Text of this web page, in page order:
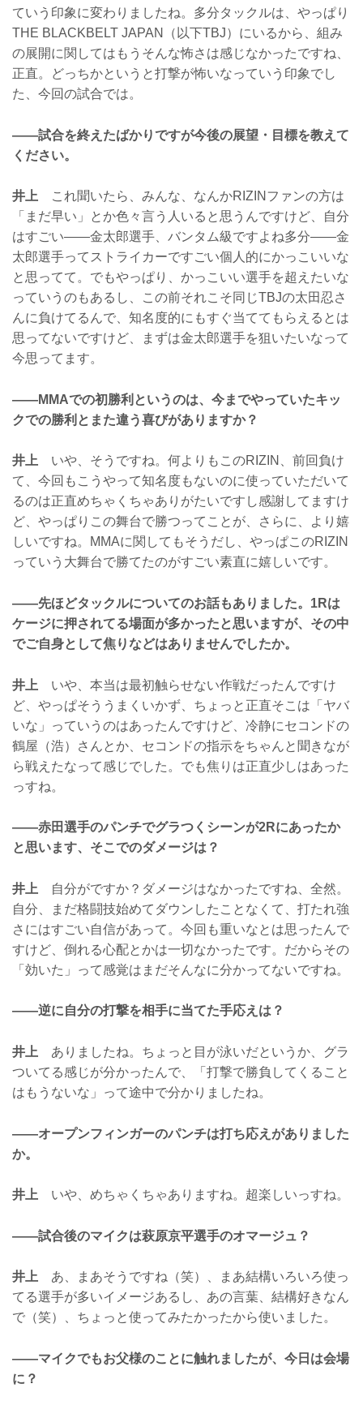
ていう印象に変わりましたね。多分タックルは、やっぱり
THE BLACKBELT JAPAN（以下TBJ）にいるから、組み
の展開に関してはもうそんな怖さは感じなかったですね、
正直。どっちかというと打撃が怖いなっていう印象でし
た、今回の試合では。
——試合を終えたばかりですが今後の展望・目標を教えて
ください。
井上 これ聞いたら、みんな、なんかRIZINファンの方は
「まだ早い」とか色々言う人いると思うんですけど、自分
はすごい——金太郎選手、バンタム級ですよね多分——金
太郎選手ってストライカーですごい個人的にかっこいいな
と思ってて。でもやっぱり、かっこいい選手を超えたいな
っていうのもあるし、この前それこそ同じTBJの太田忍さ
んに負けてるんで、知名度的にもすぐ当ててもらえるとは
思ってないですけど、まずは金太郎選手を狙いたいなって
今思ってます。
——MMAでの初勝利というのは、今までやっていたキッ
クでの勝利とまた違う喜びがありますか？
井上 いや、そうですね。何よりもこのRIZIN、前回負け
て、今回もこうやって知名度もないのに使っていただいて
るのは正直めちゃくちゃありがたいですし感謝してますけ
ど、やっぱりこの舞台で勝つってことが、さらに、より嬉
しいですね。MMAに関してもそうだし、やっぱこのRIZIN
っていう大舞台で勝てたのがすごい素直に嬉しいです。
——先ほどタックルについてのお話もありました。1Rは
ケージに押されてる場面が多かったと思いますが、その中
でご自身として焦りなどはありませんでしたか。
井上 いや、本当は最初触らせない作戦だったんですけ
ど、やっぱそううまくいかず、ちょっと正直そこは「ヤバ
いな」っていうのはあったんですけど、冷静にセコンドの
鶴屋（浩）さんとか、セコンドの指示をちゃんと聞きなが
ら戦えたなって感じでした。でも焦りは正直少しはあった
っすね。
——赤田選手のパンチでグラつくシーンが2Rにあったか
と思います、そこでのダメージは？
井上 自分がですか？ダメージはなかったですね、全然。
自分、まだ格闘技始めてダウンしたことなくて、打たれ強
さにはすごい自信があって。今回も重いなとは思ったんで
すけど、倒れる心配とかは一切なかったです。だからその
「効いた」って感覚はまだそんなに分かってないですね。
——逆に自分の打撃を相手に当てた手応えは？
井上 ありましたね。ちょっと目が泳いだというか、グラ
ついてる感じが分かったんで、「打撃で勝負してくること
はもうないな」って途中で分かりましたね。
——オープンフィンガーのパンチは打ち応えがありました
か。
井上 いや、めちゃくちゃありますね。超楽しいっすね。
——試合後のマイクは萩原京平選手のオマージュ？
井上 あ、まあそうですね（笑）、まあ結構いろいろ使っ
てる選手が多いイメージあるし、あの言葉、結構好きなん
で（笑）、ちょっと使ってみたかったから使いました。
——マイクでもお父様のことに触れましたが、今日は会場
に？